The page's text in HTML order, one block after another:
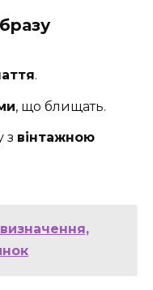
.
, що блищать.
з вінтажною